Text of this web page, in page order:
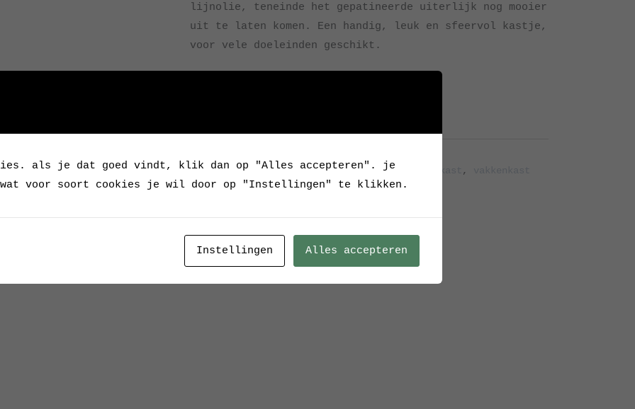
lijnolie, teneinde het gepatineerde uiterlijk nog mooier
uit te laten komen. Een handig, leuk en sfeervol kastje,
voor vele doeleinden geschikt.
Tags:ijzer , Industrieel,kast , kastje ,
als je dat goed vindt, klik dan op "Alles accepteren". je
wat voor soort cookies je wil door op "Instellingen" te klikken.
Instellingen Alles accepteren